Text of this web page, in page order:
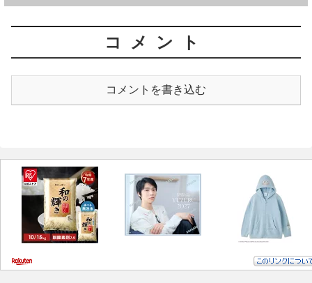
コメント
コメントを書き込む